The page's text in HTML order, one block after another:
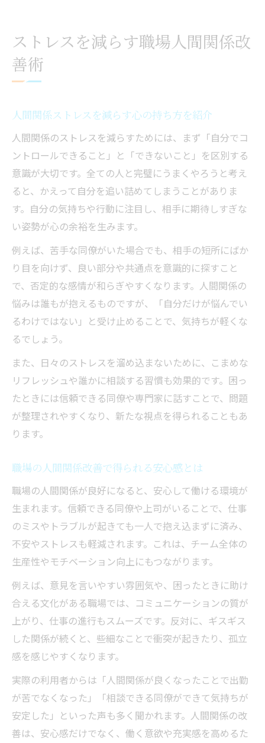
ストレスを減らす職場人間関係改
善術
人間関係ストレスを減らす心の持ち方を紹介
人間関係のストレスを減らすためには、まず「自分でコ
ントロールできること」と「できないこと」を区別する
意識が大切です。全ての人と完璧にうまくやろうと考え
ると、かえって自分を追い詰めてしまうことがありま
す。自分の気持ちや行動に注目し、相手に期待しすぎな
い姿勢が心の余裕を生みます。
例えば、苦手な同僚がいた場合でも、相手の短所にばか
り目を向けず、良い部分や共通点を意識的に探すこと
で、否定的な感情が和らぎやすくなります。人間関係の
悩みは誰もが抱えるものですが、「自分だけが悩んでい
るわけではない」と受け止めることで、気持ちが軽くな
るでしょう。
また、日々のストレスを溜め込まないために、こまめな
リフレッシュや誰かに相談する習慣も効果的です。困っ
たときには信頼できる同僚や専門家に話すことで、問題
が整理されやすくなり、新たな視点を得られることもあ
ります。
職場の人間関係改善で得られる安心感とは
職場の人間関係が良好になると、安心して働ける環境が
生まれます。信頼できる同僚や上司がいることで、仕事
のミスやトラブルが起きても一人で抱え込まずに済み、
不安やストレスも軽減されます。これは、チーム全体の
生産性やモチベーション向上にもつながります。
例えば、意見を言いやすい雰囲気や、困ったときに助け
合える文化がある職場では、コミュニケーションの質が
上がり、仕事の進行もスムーズです。反対に、ギスギス
した関係が続くと、些細なことで衝突が起きたり、孤立
感を感じやすくなります。
実際の利用者からは「人間関係が良くなったことで出勤
が苦でなくなった」「相談できる同僚ができて気持ちが
安定した」といった声も多く聞かれます。人間関係の改
善は、安心感だけでなく、働く意欲や充実感を高めるた